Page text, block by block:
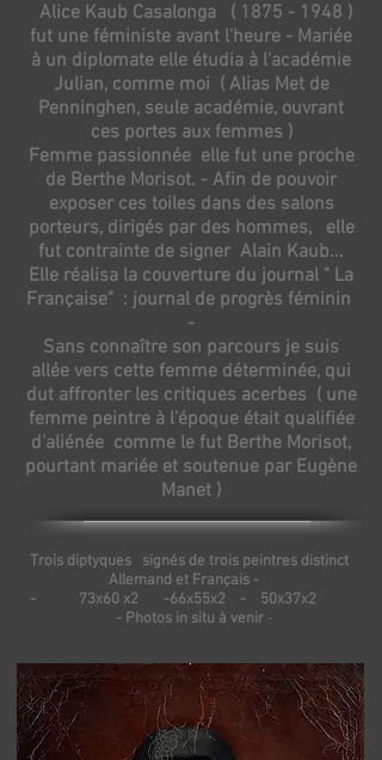
Alice Kaub Casalonga ( 1875 - 1948 )
fut une féministe avant l'heure - Mariée
à un diplomate elle étudia à l'académie
Julian, comme moi ( Alias Met de
Penninghen, seule académie, ouvrant
ces portes aux femmes )
Femme passionnée elle fut une proche
de Berthe Morisot. - Afin de pouvoir
exposer ces toiles dans des salons
porteurs, dirigés par des hommes, elle
fut contrainte de signer Alain Kaub...
Elle réalisa la couverture du journal " La
Française" : journal de progrès féminin
-
Sans connaître son parcours je suis
allée vers cette femme déterminée, qui
dut affronter les critiques acerbes ( une
femme peintre à l'époque était qualifiée
d'aliénée comme le fut Berthe Morisot,
pourtant mariée et soutenue par Eugène
Manet )
Trois diptyques signés de trois peintres distinct
Allemand et Français -
- 73x60 x2 -66x55x2 - 50x37x2
- Photos in situ à venir -